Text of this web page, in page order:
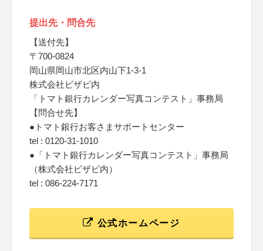
提出先・問合先
【送付先】
〒700-0824
岡山県岡山市北区内山下1-3-1
株式会社ビザビ内
「トマト銀行カレンダー写真コンテスト」事務局
【問合せ先】
●トマト銀行お客さまサポートセンター
tel : 0120-31-1010
●「トマト銀行カレンダー写真コンテスト」事務局
（株式会社ビザビ内）
tel : 086-224-7171
公式ホームページ